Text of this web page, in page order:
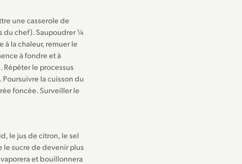
une casserole de
du chef). Saupoudrer ¼
à la chaleur, remuer le
à fondre et à
le processus
la cuisson du
foncée. Surveiller le
le jus de citron, le sel
le sucre de devenir plus
et bouillonnera